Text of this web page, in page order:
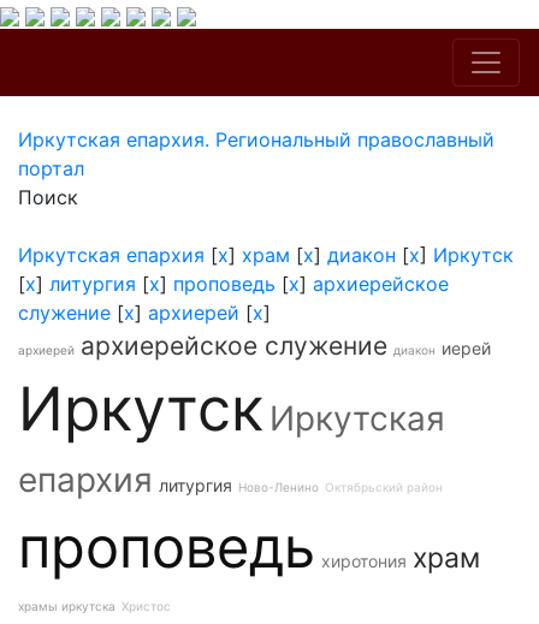
Иркутская епархия. Региональный православный
портал
Поиск
Иркутская епархия [x] храм [x] диакон [x] Иркутск
[x] литургия [x] проповедь [x] архиерейское
служение [x] архиерей [x]
архиерей архиерейское служение диакон иерей
Иркутск Иркутская
епархия литургия Ново-Ленино Октябрьский район
проповедь хиротония храм
храмы иркутска Христос